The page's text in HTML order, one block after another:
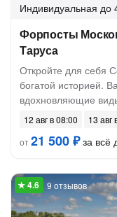
Индивидуальная до
Форпосты
Таруса
Откройте для себя
богатой историей.
вдохновляющие
12 авг в 08:00
13 авг
от21 500 ₽за всё
9 отзывов